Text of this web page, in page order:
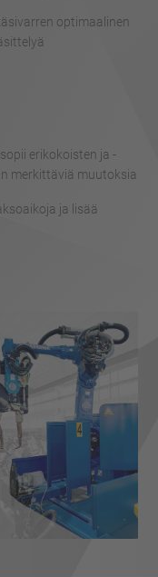
optimaalinen
erikokoisten ja -
merkittäviä muutoksia
ja lisää